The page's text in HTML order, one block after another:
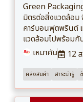
Green
มิตรต่อสิ่งแวดล้อ
คาร์บอนฟุตพรินต์
แวดล้อมไปพร้อมกั
เหมาคัน
12
คลังสินค้า สาระน่ารู้